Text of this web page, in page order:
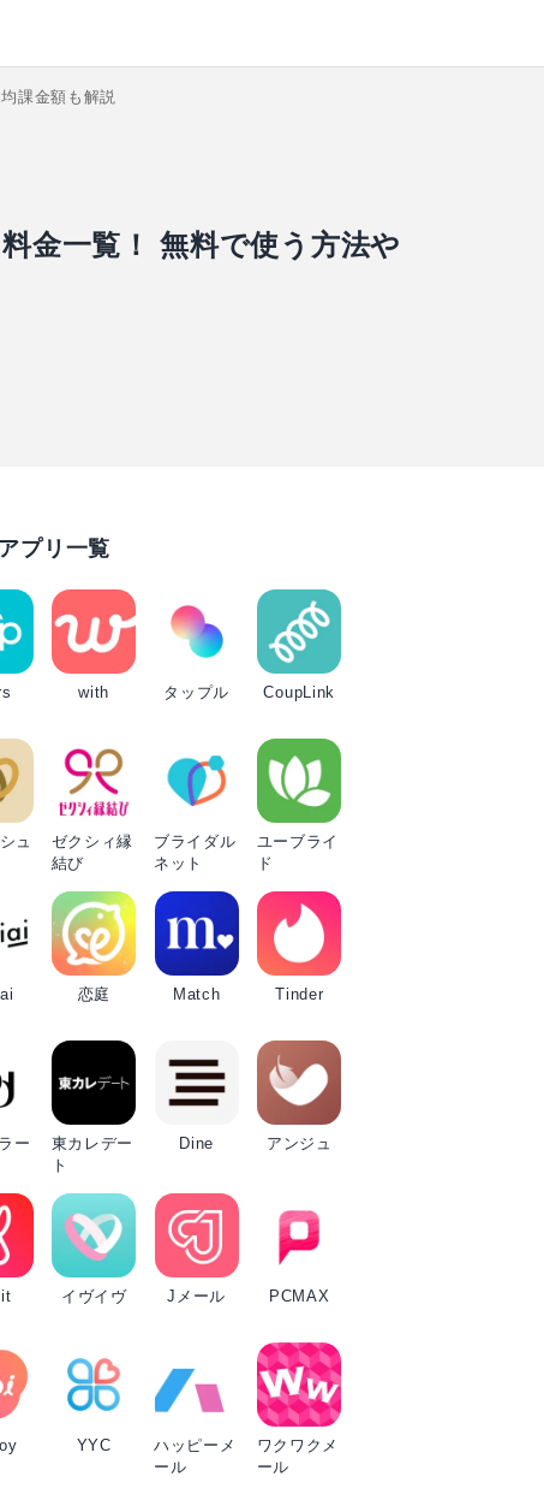
課金額も解説
金一覧！ 無料で使う方法や
プリ一覧
with タップル CoupLink
ュ
ゼクシィ縁
結び
ブライダル
ネット
ユーブライ
ド
恋庭 Match Tinder
ー
東カレデー
ト
Dine アンジュ
イヴイヴ Jメール PCMAX
YYC
ハッピーメ
ール
ワクワクメ
ール